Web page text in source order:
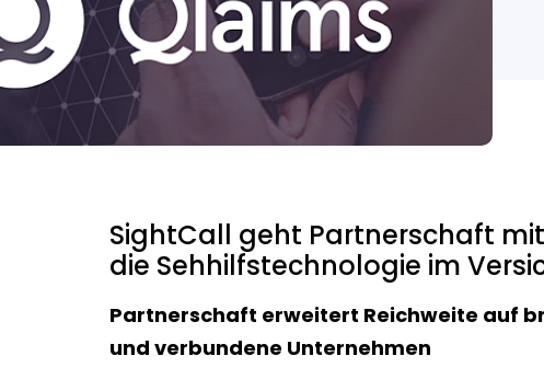
SightCall geht Partnerschaft
die Sehhilfstechnologie im
Partnerschaft erweitert Reichweite auf
und verbundene Unternehmen